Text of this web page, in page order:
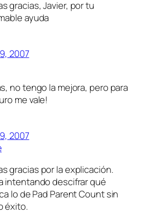
gracias, Javier, por tu
ayuda
2007
no tengo la mejora, pero para
me vale!
2007
gracias por la explicación.
intentando descifrar qué
lo de Pad Parent Count sin
éxito.